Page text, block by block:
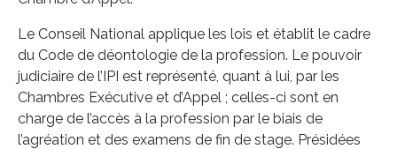
Le Conseil National applique les lois et établit le cadre
du Code de déontologie de la profession. Le pouvoir
judiciaire de l’IPI est représenté, quant à lui, par les
Chambres Exécutive et d’Appel ; celles-ci sont en
charge de l’accès à la profession par le biais de
l’agréation et des examens de fin de stage. Présidées